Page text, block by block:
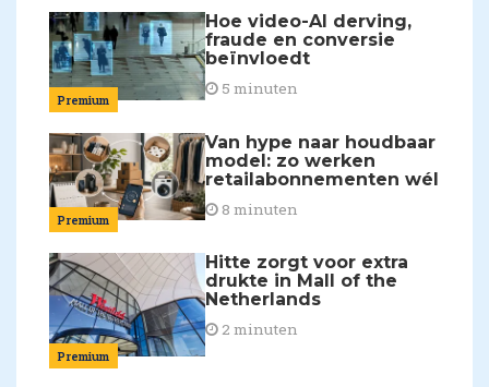
Premium
Hoe video-AI derving,
fraude en conversie
beïnvloedt
5 minuten
Premium
Van hype naar houdbaar
model: zo werken
retailabonnementen wél
8 minuten
Premium
Hitte zorgt voor extra
drukte in Mall of the
Netherlands
2 minuten